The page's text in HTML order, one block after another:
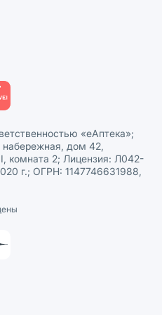
персональных данных
«еАптека»;
дом 42,
комната 2; Лицензия: Л042-
г.; ОГРН: 1147746631988,